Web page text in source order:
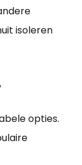
isoleren
opties.